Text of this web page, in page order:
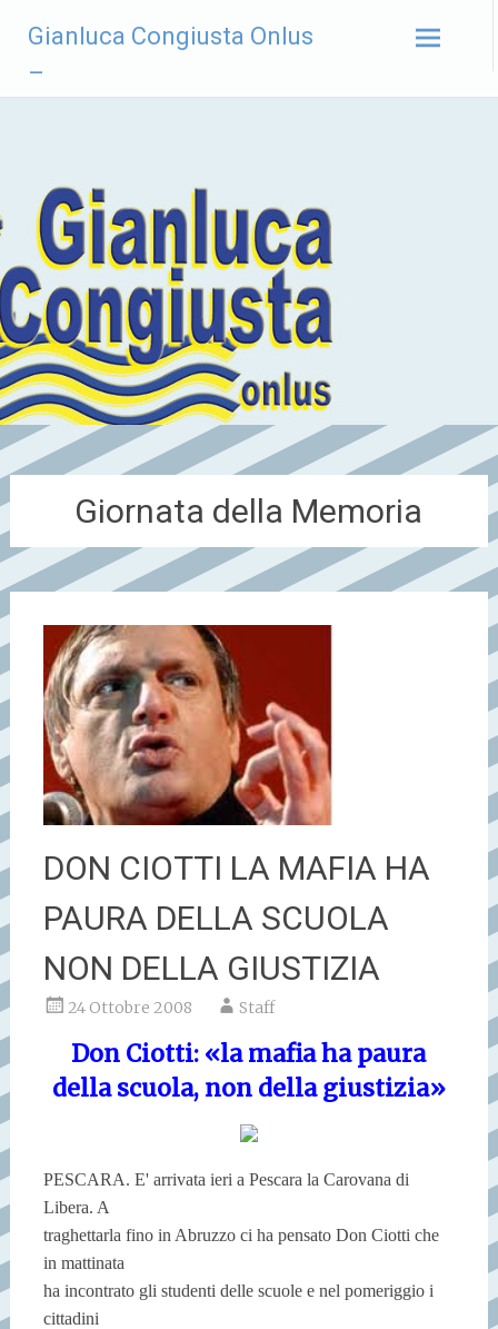
contenuto
Gianluca Congiusta Onlus
–
Giornata della Memoria
DON CIOTTI LA MAFIA HA
PAURA DELLA SCUOLA
NON DELLA GIUSTIZIA
24 Ottobre 2008 Staff
Don Ciotti: «la mafia ha paura
della scuola, non della giustizia»
PESCARA. E' arrivata ieri a Pescara la Carovana di
Libera. A
traghettarla fino in Abruzzo ci ha pensato Don Ciotti che
in mattinata
ha incontrato gli studenti delle scuole e nel pomeriggio i
cittadini